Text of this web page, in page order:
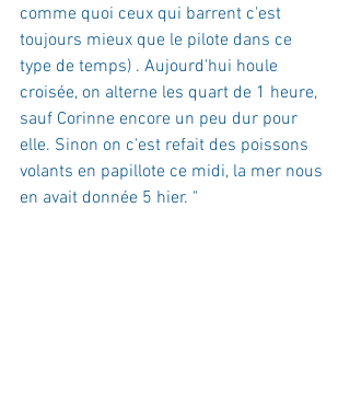
comme quoi ceux qui barrent c'est
toujours mieux que le pilote dans ce
type de temps) . Aujourd'hui houle
croisée, on alterne les quart de 1 heure,
sauf Corinne encore un peu dur pour
elle. Sinon on c'est refait des poissons
volants en papillote ce midi, la mer nous
en avait donnée 5 hier. "